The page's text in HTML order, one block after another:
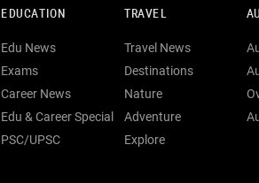
EDUCATION
Edu News
Exams
Career News
Edu & Career Special
PSC/UPSC
TRAVEL
Travel News
Destinations
Nature
Adventure
Explore